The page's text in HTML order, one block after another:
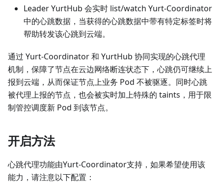
Leader YurtHub 会实时 list/watch Yurt-Coordinator
中的心跳数据，当获得的心跳数据中带有特定标签时将
帮助转发该心跳到云端。
通过 Yurt-Coordinator 和 YurtHub 协同实现的心跳代理
机制，保障了节点在云边网络断连状态下，心跳仍可继续上
报到云端，从而保证节点上业务 Pod 不被驱逐。同时心跳
被代理上报的节点，也会被实时加上特殊的 taints，用于限
制管控调度新 Pod 到该节点。
开启方法
心跳代理功能由Yurt-Coordinator支持，如果希望使用该
能力，请注意以下配置：